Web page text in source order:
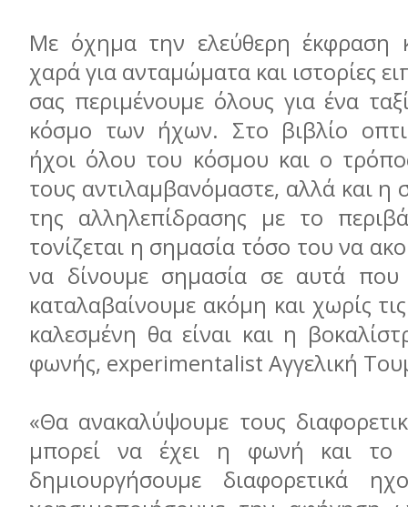
Με όχημα την ελεύθερη έκφραση
χαρά για ανταμώματα και ιστορίες
σας περιμένουμε όλους για ένα
κόσμο των ήχων. Στο βιβλίο
ήχοι όλου του κόσμου και ο
τους αντιλαμβανόμαστε, αλλά και η
της αλληλεπίδρασης με το
τονίζεται η σημασία τόσο του να
να δίνουμε σημασία σε αυτά που
καταλαβαίνουμε ακόμη και χωρίς
καλεσμένη θα είναι και η
φωνής, experimentalist Αγγελική
«Θα ανακαλύψουμε τους
μπορεί να έχει η φωνή και
δημιουργήσουμε διαφορετικά